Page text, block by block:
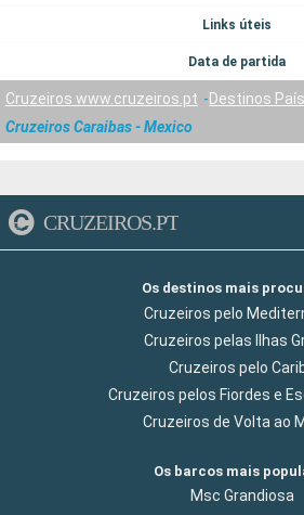
Links úteis
Data de partida
Cruzeiros www.cruzeiros.pt
Destinos País
Cruzeiros Caraibas - Mexico
CRUZEIROS.PT
Os destinos mais
Cruzeiros pelo
Cruzeiros pelas Ilhas
Cruzeiros pelo
Cruzeiros pelos Fiordes e
Cruzeiros de Volta ao
Os barcos mais
Msc Grandiosa